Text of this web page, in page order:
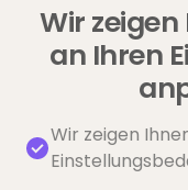
Wir
an Ihren
Wir zeigen